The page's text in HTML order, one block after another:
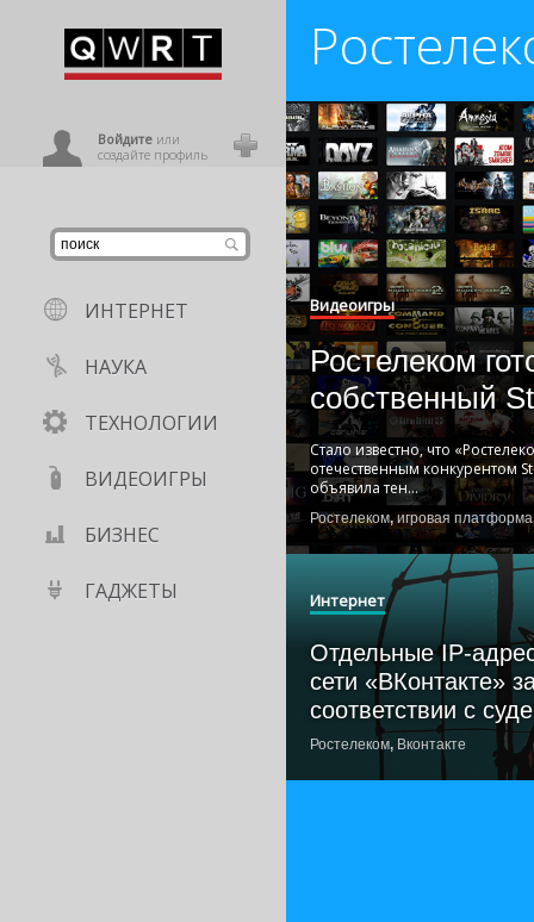
Войдитеили
создайте профиль
ИНТЕРНЕТ
НАУКА
ТЕХНОЛОГИИ
ВИДЕОИГРЫ
БИЗНЕС
ГАДЖЕТЫ
Видеоигры
Ростелеком
собственный
Стало известно, что
отечественным конкурентом
объявила тен...
Ростелеком, игровая платформа
Интернет
Отдельные IP-
сети «ВКонтакте»
соответствии с
Ростелеком, Вконтакте